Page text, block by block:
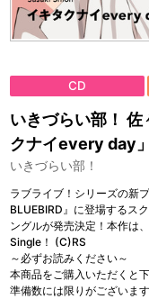
CD
いきづらい部！
クナイevery day
いきづらい部！
ラブライブ！シリーズの新
BLUEBIRD』に登場するス
ングルが発売決定！本作は
Single！ (C)RS
～必ずお読みください～
本商品をご購入いただくと
準備数には限りがございま